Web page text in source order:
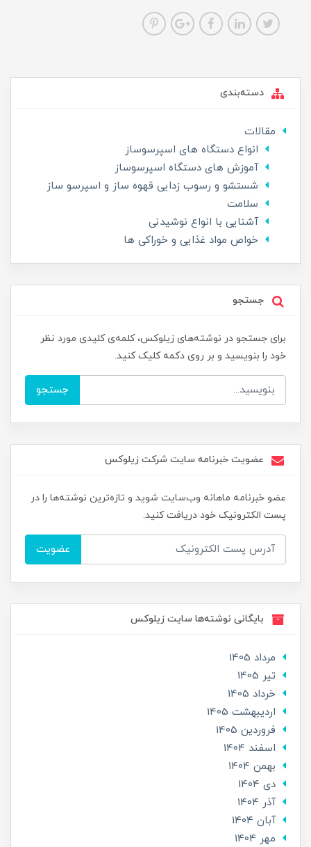
دسته‌بندی
مقالات
انواع دستگاه های اسپرسوساز
آموزش های دستگاه اسپرسوساز
شستشو و رسوب زدایی قهوه ساز و اسپرسو ساز
سلامت
آشنایی با انواع نوشیدنی
خواص مواد غذایی و خوراکی ها
جستجو
برای جستجو در نوشته‌های زیلوکس، کلمه‌ی کلیدی مورد نظر
خود را بنویسید و بر روی دکمه کلیک کنید.
جستجو
عضویت خبرنامه سایت شرکت زیلوکس
عضو خبرنامه ماهانه وب‌سایت شوید و تازه‌ترین نوشته‌ها را در
پست الکترونیک خود دریافت کنید.
عضویت
بایگانی نوشته‌ها سایت زیلوکس
مرداد 1405
تير 1405
خرداد 1405
ارديبهشت 1405
فروردین 1405
اسفند 1404
بهمن 1404
دی 1404
آذر 1404
آبان 1404
مهر 1404